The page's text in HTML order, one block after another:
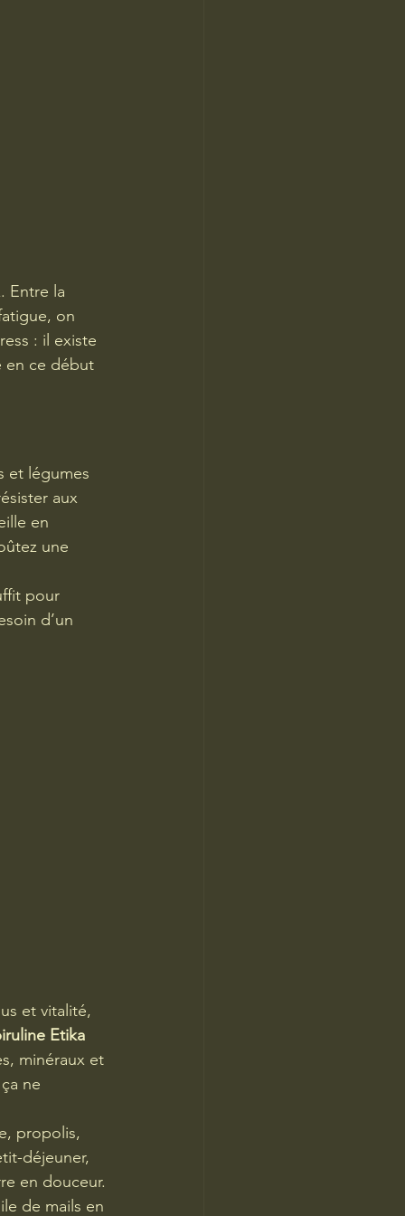
Entre la
on
: il existe
en ce début
et légumes
aux
en
une
pour
d’un
et vitalité,
Etika
minéraux et
ne
propolis,
déjeuner,
en douceur.
de mails en